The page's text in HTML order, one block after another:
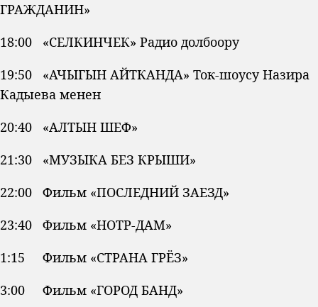
ГРАЖДАНИН»
18:00 «СЕЛКИНЧЕК» Радио долбоору
19:50 «АЧЫГЫН АЙТКАНДА» Ток-шоусу Назира
Кадыева менен
20:40 «АЛТЫН ШЕФ»
21:30 «МУЗЫКА БЕЗ КРЫШИ»
22:00 Фильм «ПОСЛЕДНИЙ ЗАЕЗД»
23:40 Фильм «НОТР-ДАМ»
1:15 Фильм «СТРАНА ГРЁЗ»
3:00 Фильм «ГОРОД БАНД»